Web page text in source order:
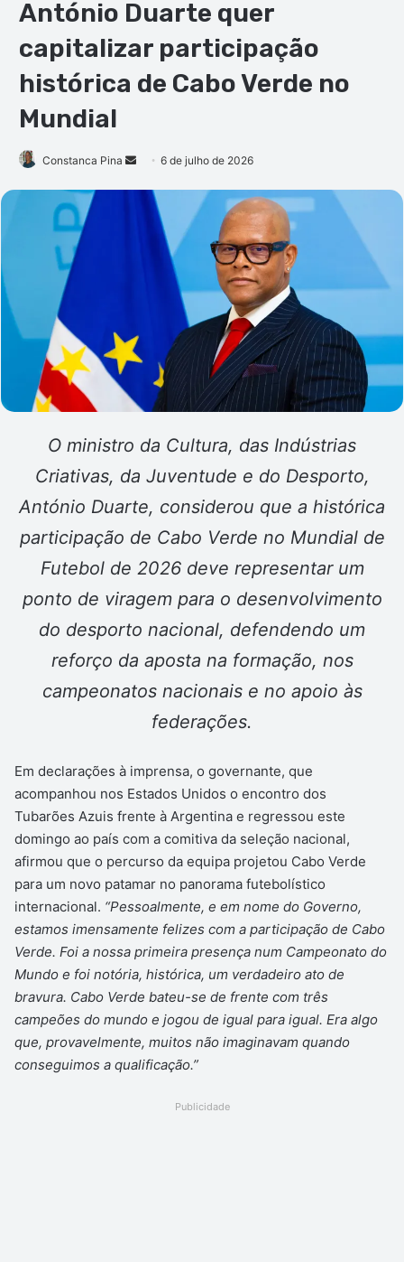
António Duarte quer
capitalizar participação
histórica de Cabo Verde no
Mundial
Constanca Pina
Mande6 de julho de 2026
O ministro da Cultura, das Indústrias
Criativas, da Juventude e do Desporto,
António Duarte, considerou que a histórica
participação de Cabo Verde no Mundial de
Futebol de 2026 deve representar um
ponto de viragem para o desenvolvimento
do desporto nacional, defendendo um
reforço da aposta na formação, nos
campeonatos nacionais e no apoio às
federações.
Em declarações à imprensa, o governante, que
acompanhou nos Estados Unidos o encontro dos
Tubarões Azuis frente à Argentina e regressou este
domingo ao país com a comitiva da seleção nacional,
afirmou que o percurso da equipa projetou Cabo Verde
para um novo patamar no panorama futebolístico
internacional. “Pessoalmente, e em nome do Governo,
estamos imensamente felizes com a participação de Cabo
Verde. Foi a nossa primeira presença num Campeonato do
Mundo e foi notória, histórica, um verdadeiro ato de
bravura. Cabo Verde bateu-se de frente com três
campeões do mundo e jogou de igual para igual. Era algo
que, provavelmente, muitos não imaginavam quando
conseguimos a qualificação.”
Publicidade